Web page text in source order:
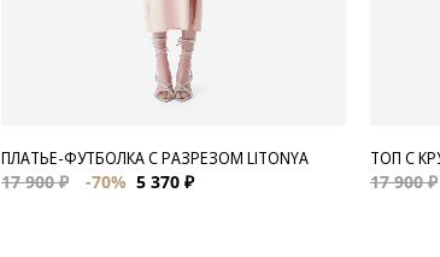
ПЛАТЬЕ-ФУТБОЛКА С РАЗРЕЗОМ LITONYA
17 900 ₽
-70% 5 370 ₽
ТОП С
17 900 ₽